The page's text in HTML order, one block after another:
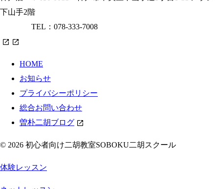
下山手2階
TEL：078-333-7008
HOME
お知らせ
プライバシーポリシー
総合お問い合わせ
曽朴二胡ブログ
© 2026 初心者向け二胡教室SOBOKU二胡スクール
体験レッスン